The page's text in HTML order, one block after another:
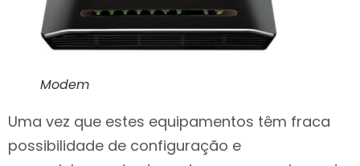
Modem
Uma vez que estes equipamentos têm fraca
possibilidade de configuração e